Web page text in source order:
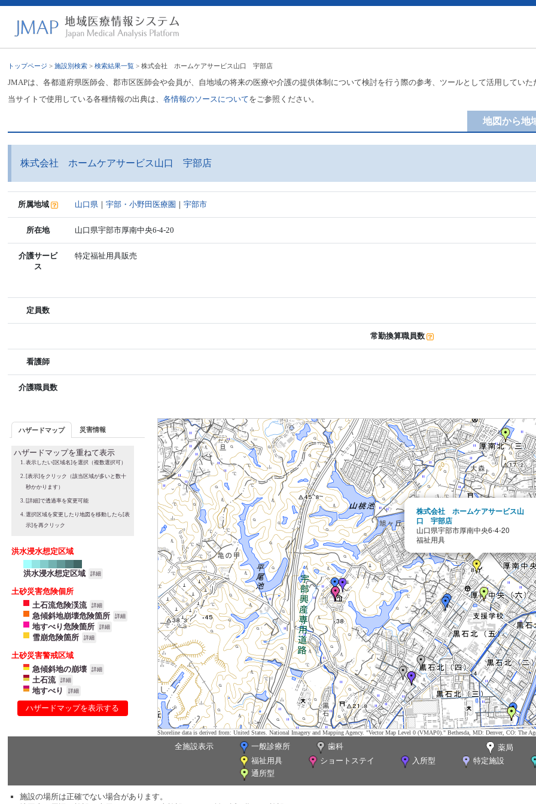
トップページ >施設別検索 >検索結果一覧 > 株式会社 ホームケアサービス山口 宇部店
JMAPは、各都道府県医師会、郡市区医師会や会員が、自地域の将来の医療や介護の提供体制について検討を行う際の参考、ツールとして活用してい
当サイトで使用している各種情報の出典は、各情報のソースについてをご参照ください。
地図から地
株式会社 ホームケアサービス山口 宇部店
所属地域 山口県 ｜宇部・小野田医療圏 ｜宇部市
所在地 山口県宇部市厚南中央6-4-20
介護サービ
ス
特定福祉用具販売
定員数
常勤換算職員数
看護師
介護職員数
ハザードマップ 災害情報
ハザードマップを重ねて表示
表示したい[区域名]を選択（複数選択可）
[表示]をクリック（該当区域が多いと数十
秒かかります）
[詳細]で透過率を変更可能
選択区域を変更したり地図を移動したら[表
示]を再クリック
洪水浸水想定区域
洪水浸水想定区域 詳細
土砂災害危険個所
土石流危険渓流
詳細
急傾斜地崩壊危険箇所 詳細
地すべり危険箇所 詳細
雪崩危険箇所 詳細
土砂災害警戒区域
急傾斜地の崩壊
詳細
土石流 詳細
地すべり 詳細
ハザードマップを表示する
株式会社 ホームケアサービス山
口 宇部店
山口県宇部市厚南中央6-4-20
福祉用具
Shoreline data is derived from: United States. National Imagery and Mapping Agency. "Vector Map Level 0 (VMAP0)." Bethesda, MD: Denver, CO: The
全施設表示 一般診療所 歯科
薬局
福祉用具
ショートステイ 入所型
特定施設
通所型
施設の場所は正確でない場合があります。